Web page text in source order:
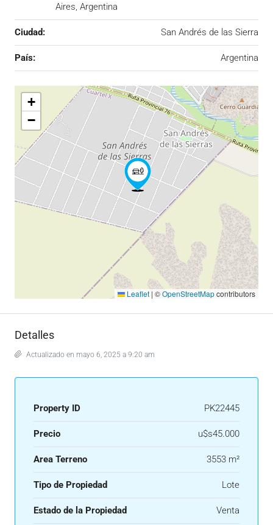
Aires, Argentina
Ciudad: San Andrés de las Sierra
País: Argentina
+
−
Leaflet | ©OpenStreetMapcontributors
Detalles
Actualizado en mayo 6, 2025 a 9:20 am
Property ID PK22445
Precio u$s45.000
Area Terreno 3553 m²
Tipo de Propiedad Lote
Estado de la Propiedad Venta